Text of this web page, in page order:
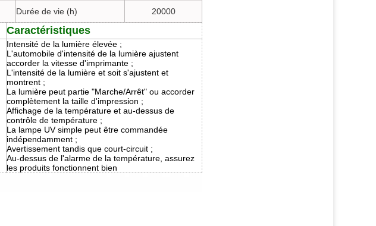
Durée de vie (h) 20000
Caractéristiques
Intensité de la lumière élevée ;
L'automobile d'intensité de la lumière ajustent
accorder la vitesse d'imprimante ;
L'intensité de la lumière et soit s'ajustent et
montrent ;
La lumière peut partie "Marche/Arrêt" ou accorder
complètement la taille d'impression ;
Affichage de la température et au-dessus de
contrôle de température ;
La lampe UV simple peut être commandée
indépendamment ;
Avertissement tandis que court-circuit ;
Au-dessus de l'alarme de la température, assurez
les produits fonctionnent bien